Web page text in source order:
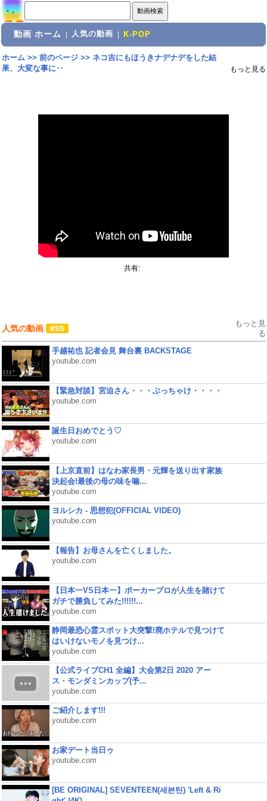
動画 ホーム 人気の動画 K-POP
ホーム>> 前のページ>> ネコ吉にもほうきナデナデをした結
果、大変な事に‥
もっと見る
共有:
人気の動画
もっと見
る
手越祐也 記者会見 舞台裏 BACKSTAGE
youtube.com
【緊急対談】宮迫さん・・・ぶっちゃけ・・・・
youtube.com
誕生日おめでとう♡
youtube.com
【上京直前】はなわ家長男・元輝を送り出す家族
決起会!最後の母の味を噛...
youtube.com
ヨルシカ - 思想犯(OFFICIAL VIDEO)
youtube.com
【報告】お母さんを亡くしました。
youtube.com
【日本一VS日本一】ポーカープロが人生を賭けて
ガチで勝負してみた!!!!!!...
youtube.com
静岡最恐心霊スポット大突撃!廃ホテルで見つけて
はいけないモノを見つけ...
youtube.com
【公式ライブCH1 全編】大会第2日 2020 アー
ス・モンダミンカップ(予...
youtube.com
ご紹介します!!!
youtube.com
お家デート当日ゥ
youtube.com
[BE ORIGINAL] SEVENTEEN(세븐틴) 'Left & Ri